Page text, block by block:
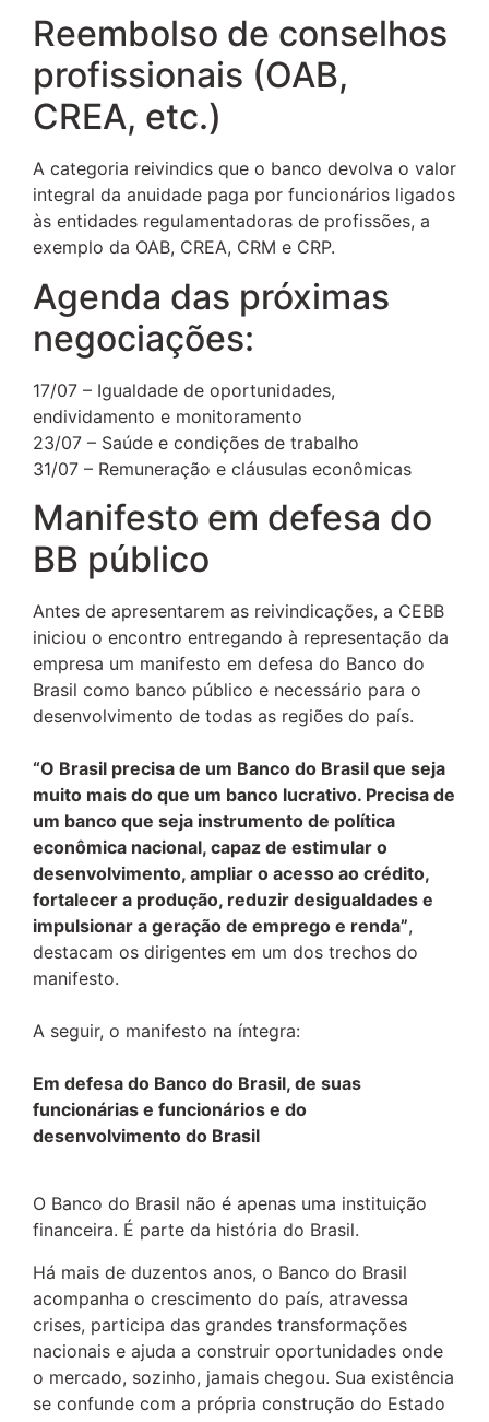
Reembolso de conselhos
profissionais (OAB,
CREA, etc.)
A categoria reivindics que o banco devolva o valor
integral da anuidade paga por funcionários ligados
às entidades regulamentadoras de profissões, a
exemplo da OAB, CREA, CRM e CRP.
Agenda das próximas
negociações:
17/07 – Igualdade de oportunidades,
endividamento e monitoramento
23/07 – Saúde e condições de trabalho
31/07 – Remuneração e cláusulas econômicas
Manifesto em defesa do
BB público
Antes de apresentarem as reivindicações, a CEBB
iniciou o encontro entregando à representação da
empresa um manifesto em defesa do Banco do
Brasil como banco público e necessário para o
desenvolvimento de todas as regiões do país.
“O Brasil precisa de um Banco do Brasil que seja
muito mais do que um banco lucrativo. Precisa de
um banco que seja instrumento de política
econômica nacional, capaz de estimular o
desenvolvimento, ampliar o acesso ao crédito,
fortalecer a produção, reduzir desigualdades e
impulsionar a geração de emprego e renda”,
destacam os dirigentes em um dos trechos do
manifesto.
A seguir, o manifesto na íntegra:
Em defesa do Banco do Brasil, de suas
funcionárias e funcionários e do
desenvolvimento do Brasil
O Banco do Brasil não é apenas uma instituição
financeira. É parte da história do Brasil.
Há mais de duzentos anos, o Banco do Brasil
acompanha o crescimento do país, atravessa
crises, participa das grandes transformações
nacionais e ajuda a construir oportunidades onde
o mercado, sozinho, jamais chegou. Sua existência
se confunde com a própria construção do Estado